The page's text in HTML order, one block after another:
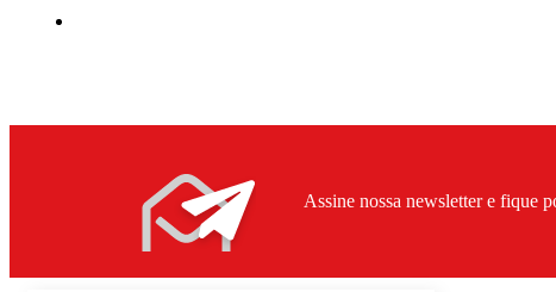
Assine nossa newsletter e fique